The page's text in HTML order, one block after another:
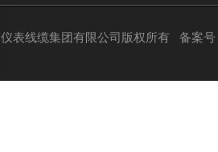
表线缆集团有限公司版权所有 备案号